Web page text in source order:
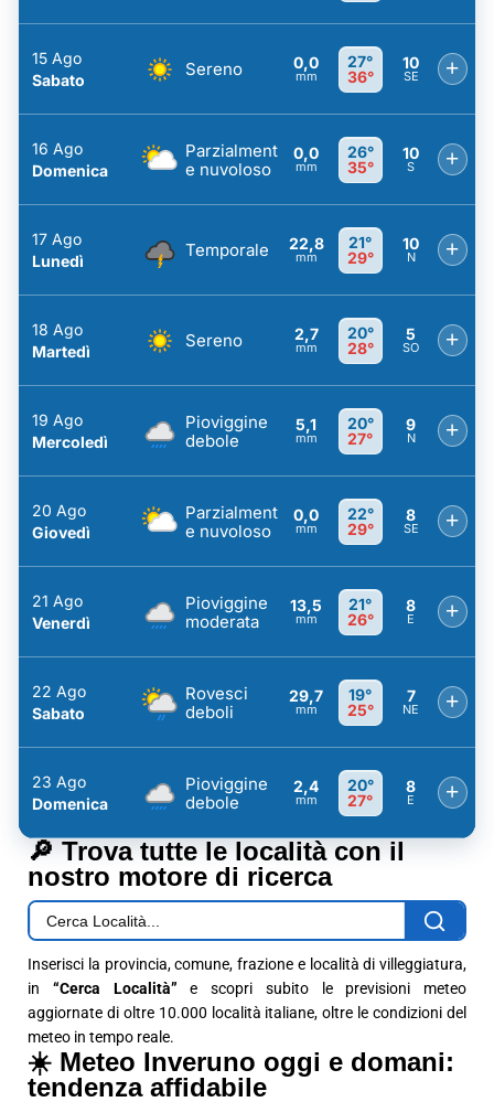
15 Ago
Sabato
Sereno 0,0
mm
27°
36°
10
SE +
16 Ago
Domenica
Parzialment
e nuvoloso
0,0
mm
26°
35°
10
S +
17 Ago
Lunedì
Temporale 22,8
mm
21°
29°
10
N +
18 Ago
Martedì
Sereno 2,7
mm
20°
28°
5
SO +
19 Ago
Mercoledì
Pioviggine
debole
5,1
mm
20°
27°
9
N +
20 Ago
Giovedì
Parzialment
e nuvoloso
0,0
mm
22°
29°
8
SE +
21 Ago
Venerdì
Pioviggine
moderata
13,5
mm
21°
26°
8
E +
22 Ago
Sabato
Rovesci
deboli
29,7
mm
19°
25°
7
NE +
23 Ago
Domenica
Pioviggine
debole
2,4
mm
20°
27°
8
E +
🔎 Trova tutte le località con il
nostro motore di ricerca
Inserisci la provincia, comune, frazione e località di villeggiatura,
in “Cerca Località” e scopri subito le previsioni meteo
aggiornate di oltre 10.000 località italiane, oltre le condizioni del
meteo in tempo reale.
☀️ Meteo Inveruno oggi e domani:
tendenza affidabile